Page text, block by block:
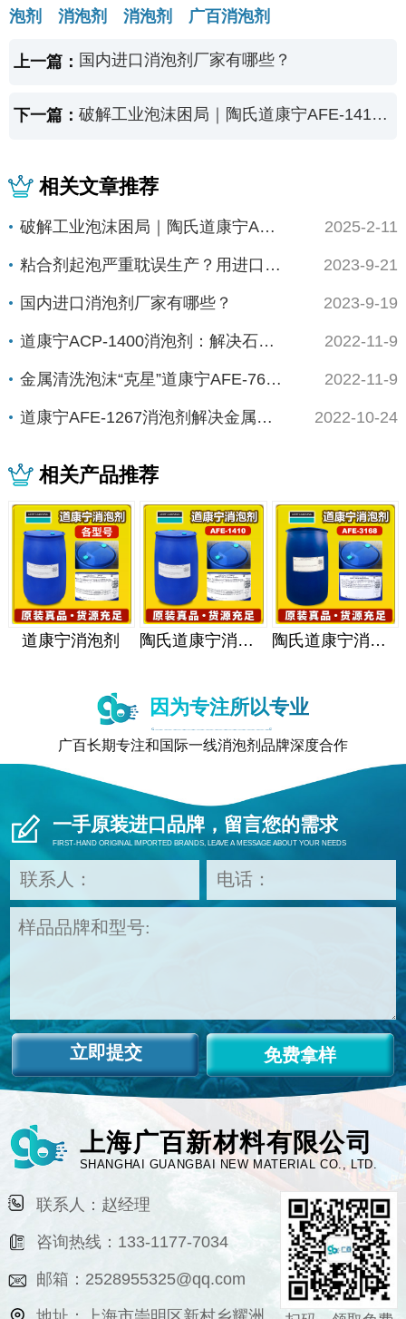
泡剂 消泡剂 消泡剂 广百消泡剂
上一篇： 国内进口消泡剂厂家有哪些？
下一篇： 破解工业泡沫困局｜陶氏道康宁AFE-1410消泡剂的"隐形守护力"
相关文章推荐
破解工业泡沫困局｜陶氏道康宁AFE-1410... 2025-2-11
粘合剂起泡严重耽误生产？用进口消泡剂还是国产... 2023-9-21
国内进口消泡剂厂家有哪些？ 2023-9-19
道康宁ACP-1400消泡剂：解决石油工业泡... 2022-11-9
金属清洗泡沫“克星”道康宁AFE-7600消... 2022-11-9
道康宁AFE-1267消泡剂解决金属加工液泡... 2022-10-24
相关产品推荐
道康宁消泡剂 陶氏道康宁消泡剂 陶氏道康宁消泡剂
因为专注所以专业
广百长期专注和国际一线消泡剂品牌深度合作
一手原装进口品牌，留言您的需求
FIRST-HAND ORIGINAL IMPORTED BRANDS, LEAVE A MESSAGE ABOUT YOUR NEEDS
免费拿样
上海广百新材料有限公司
SHANGHAI GUANGBAI NEW MATERIAL CO., LTD.
联系人：赵经理
咨询热线：133-1177-7034
邮箱：2528955325@qq.com